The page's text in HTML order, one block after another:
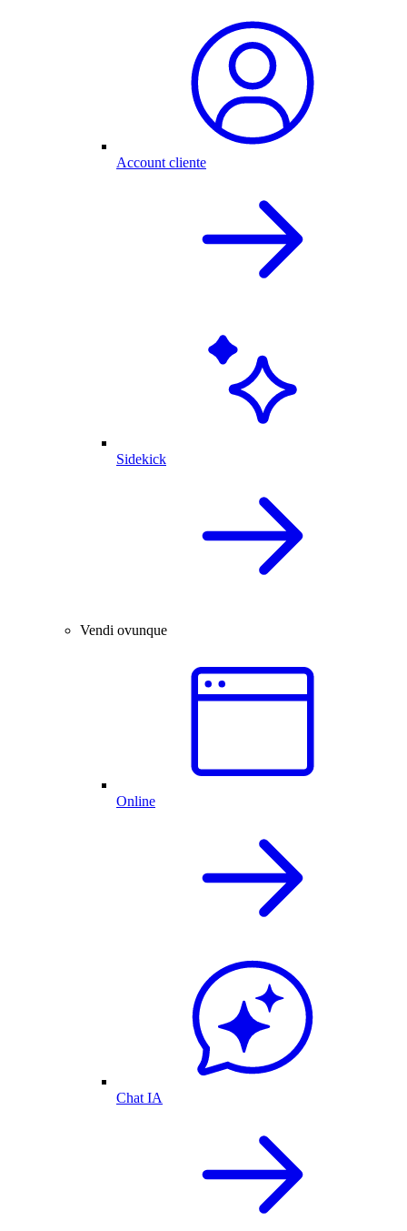
Account cliente
Sidekick
Vendi ovunque
Online
Chat IA